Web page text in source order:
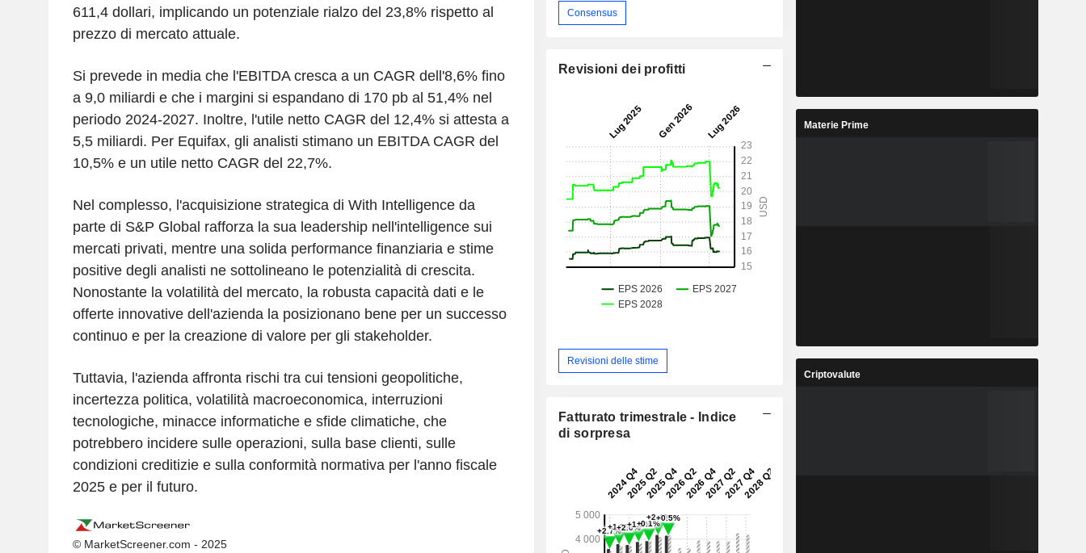
611,4 dollari, implicando un potenziale rialzo del 23,8% rispetto al
prezzo di mercato attuale.
Si prevede in media che l'EBITDA cresca a un CAGR dell'8,6% fino
a 9,0 miliardi e che i margini si espandano di 170 pb al 51,4% nel
periodo 2024-2027. Inoltre, l'utile netto CAGR del 12,4% si attesta a
5,5 miliardi. Per Equifax, gli analisti stimano un EBITDA CAGR del
10,5% e un utile netto CAGR del 22,7%.
Nel complesso, l'acquisizione strategica di With Intelligence da
parte di S&P Global rafforza la sua leadership nell'intelligence sui
mercati privati, mentre una solida performance finanziaria e stime
positive degli analisti ne sottolineano le potenzialità di crescita.
Nonostante la volatilità del mercato, la robusta capacità dati e le
offerte innovative dell'azienda la posizionano bene per un successo
continuo e per la creazione di valore per gli stakeholder.
Tuttavia, l'azienda affronta rischi tra cui tensioni geopolitiche,
incertezza politica, volatilità macroeconomica, interruzioni
tecnologiche, minacce informatiche e sfide climatiche, che
potrebbero incidere sulle operazioni, sulla base clienti, sulle
condizioni creditizie e sulla conformità normativa per l'anno fiscale
2025 e per il futuro.
© MarketScreener.com - 2025
Consensus
Revisioni dei profitti
Revisioni delle stime
Fatturato trimestrale - Indice
di sorpresa
Materie Prime
Criptovalute